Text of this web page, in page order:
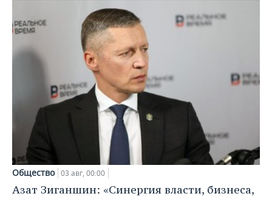
Общество 03 авг, 00:00
Азат Зиганшин: «Синергия власти, бизнеса,